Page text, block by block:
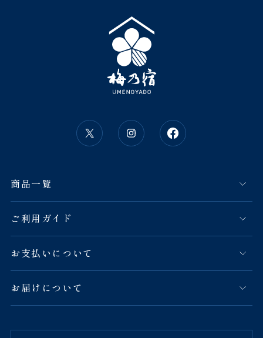
商品一覧
ご利用ガイド
お支払いについて
お届けについて